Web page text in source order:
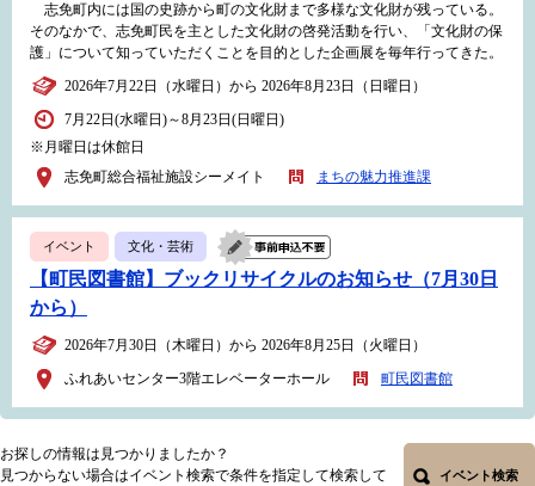
志免町内には国の史跡から町の文化財まで多様な文化財が残っている。
そのなかで、志免町民を主とした文化財の啓発活動を行い、「文化財の保
護」について知っていただくことを目的とした企画展を毎年行ってきた。
2026年7月22日（水曜日）から 2026年8月23日（日曜日）
7月22日(水曜日)～8月23日(日曜日)
※月曜日は休館日
志免町総合福祉施設シーメイト
まちの魅力推進課
イベント 文化・芸術
【町民図書館】ブックリサイクルのお知らせ（7月30日
から）
2026年7月30日（木曜日）から 2026年8月25日（火曜日）
ふれあいセンター3階エレベーターホール
町民図書館
お探しの情報は見つかりましたか？
見つからない場合はイベント検索で条件を指定して検索して
イベント検索